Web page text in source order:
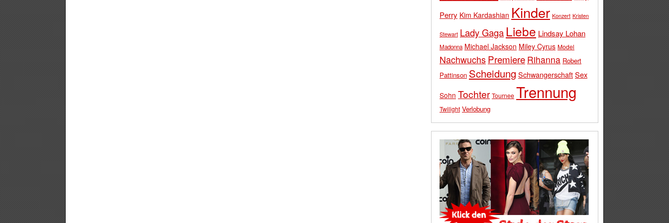
Perry Kim Kardashian Kinder Konzert Kristen
Stewart Lady Gaga Liebe Lindsay Lohan
Madonna Michael Jackson Miley Cyrus Model
Nachwuchs Premiere Rihanna Robert
Pattinson Scheidung SchwangerschaftSex
Sohn Tochter Tournee Trennung
Twilight Verlobung